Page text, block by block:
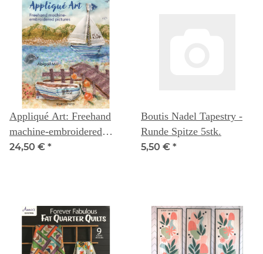
Appliqué Art: Freehand
machine-embroidered
pictures - Abigail Mill
24,50 € *
Boutis Nadel Tapestry -
Runde Spitze 5stk.
5,50 € *